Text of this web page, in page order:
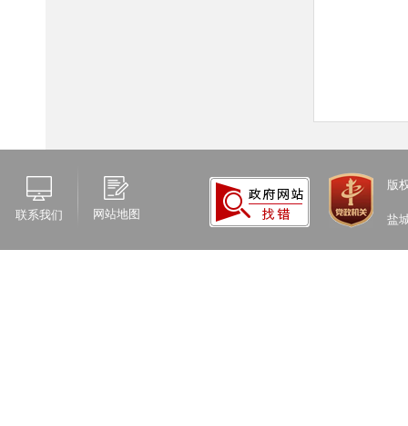
联系我们 网站地图
版
盐